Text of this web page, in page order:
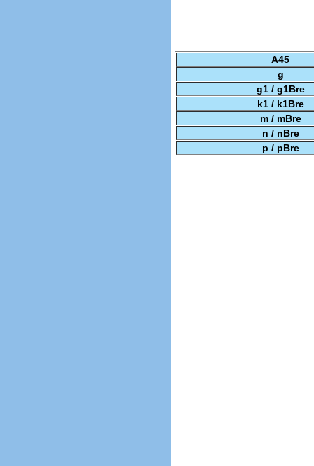
A45
g
g1 / g1Bre
k1 / k1Bre
m / mBre
n / nBre
p / pBre